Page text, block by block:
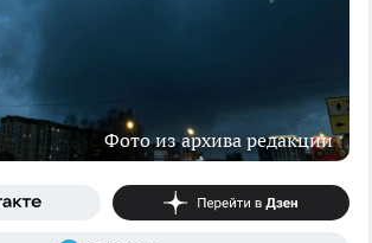
Фото из архива редакции